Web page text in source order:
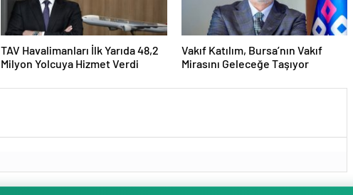
TAV Havalimanları İlk Yarıda 48,2
Milyon Yolcuya Hizmet Verdi
Vakıf Katılım, Bursa’nın Vakıf
Mirasını Geleceğe Taşıyor